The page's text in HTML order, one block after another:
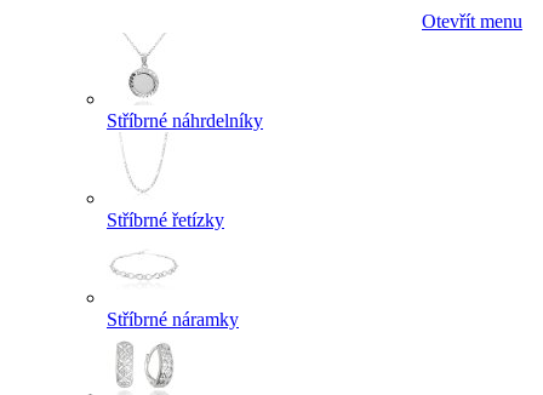
Otevřít menu
Stříbrné náhrdelníky
Stříbrné řetízky
Stříbrné náramky